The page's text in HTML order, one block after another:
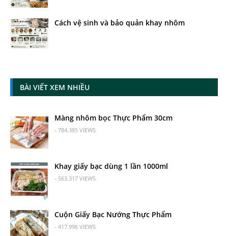
Cách vệ sinh và bảo quản khay nhôm
BÀI VIẾT XEM NHIỀU
Màng nhôm bọc Thực Phẩm 30cm
- 784.385 VIEWS
Khay giấy bạc dùng 1 lần 1000ml
- 563.317 VIEWS
Cuộn Giấy Bạc Nướng Thực Phẩm
- 417.996 VIEWS